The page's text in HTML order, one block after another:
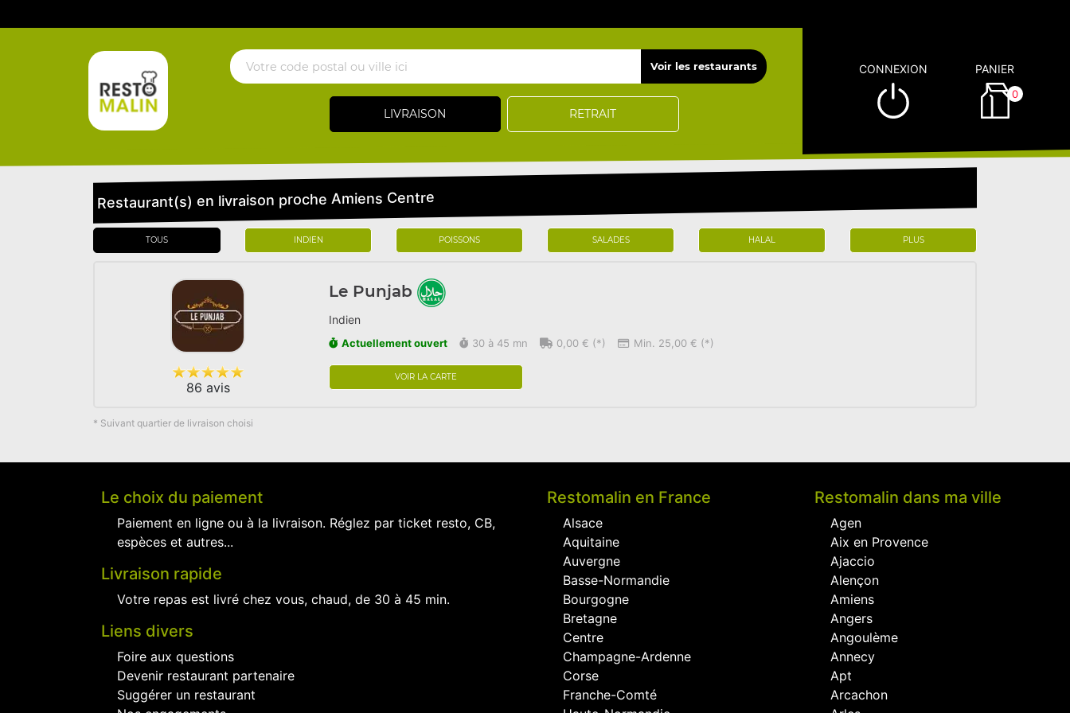
LIVRAISON RETRAIT
CONNEXION PANIER
0
Restaurant(s) en livraison proche Amiens Centre
TOUS INDIEN POISSONS SALADES HALAL PLUS
86 avis
Le Punjab
Indien
Actuellement ouvert 30 à 45 mn 0,00 € (*) Min. 25,00 € (*)
VOIR LA CARTE
* Suivant quartier de livraison choisi
Le choix du paiement
Paiement en ligne ou à la livraison. Réglez par ticket resto, CB,
espèces et autres...
Livraison rapide
Votre repas est livré chez vous, chaud, de 30 à 45 min.
Liens divers
Foire aux questions
Devenir restaurant partenaire
Suggérer un restaurant
Restomalin en France
Alsace
Aquitaine
Auvergne
Basse-Normandie
Bourgogne
Bretagne
Centre
Champagne-Ardenne
Corse
Franche-Comté
Restomalin dans ma ville
Agen
Aix en Provence
Ajaccio
Alençon
Amiens
Angers
Angoulème
Annecy
Apt
Arcachon